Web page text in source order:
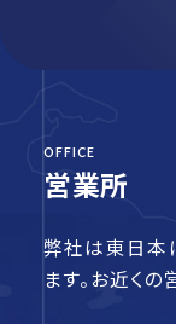
OFFICE
営業所
弊社は東日本
ます。お近く